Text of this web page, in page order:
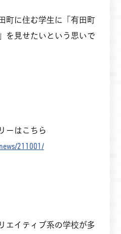
町に住む学生に「有田町
を見せたいという思いで
ーはこちら
211001/
エイティブ系の学校が多